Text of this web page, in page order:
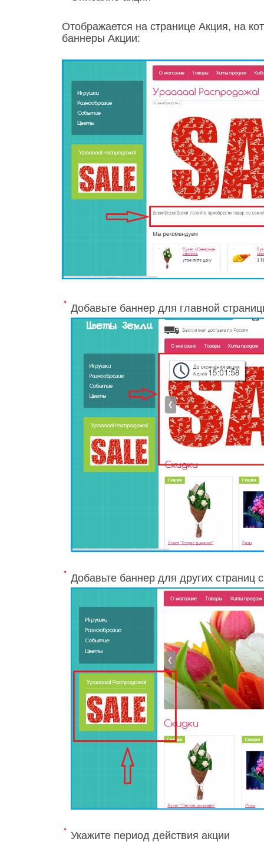
Отображается на странице Акция, на
баннеры Акции:
Добавьте баннер для главной
Добавьте баннер для других страниц
Укажите период действия акции